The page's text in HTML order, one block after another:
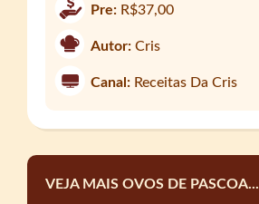
Pre: R$37,00
Autor: Cris
Canal: Receitas Da Cris
VEJA MAIS OVOS DE PASCOA...